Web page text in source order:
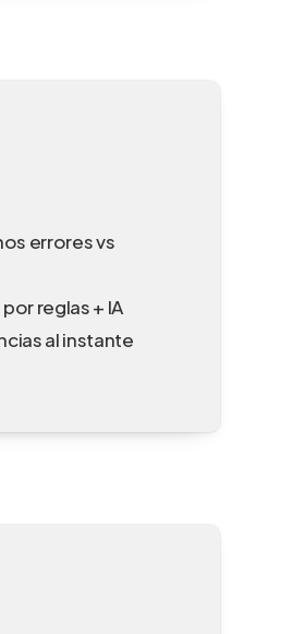
errores vs
reglas + IA
al instante